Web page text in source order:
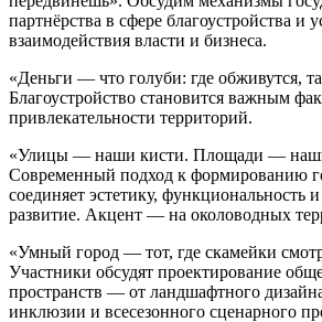
партнёрства в сфере благоустройства и
взаимодействия власти и бизнеса.
«Деньги — что голуби: где обживутся,
Благоустройство становится важным
привлекательности территорий.
«Улицы — наши кисти. Площади —
Современный подход к формированию
соединяет эстетику, функциональность
развитие. Акцент — на околоводных
«Умный город — тот, где скамейки
Участники обсудят проектирование
пространств — от ландшафтного
инклюзии и всесезонного сценарного